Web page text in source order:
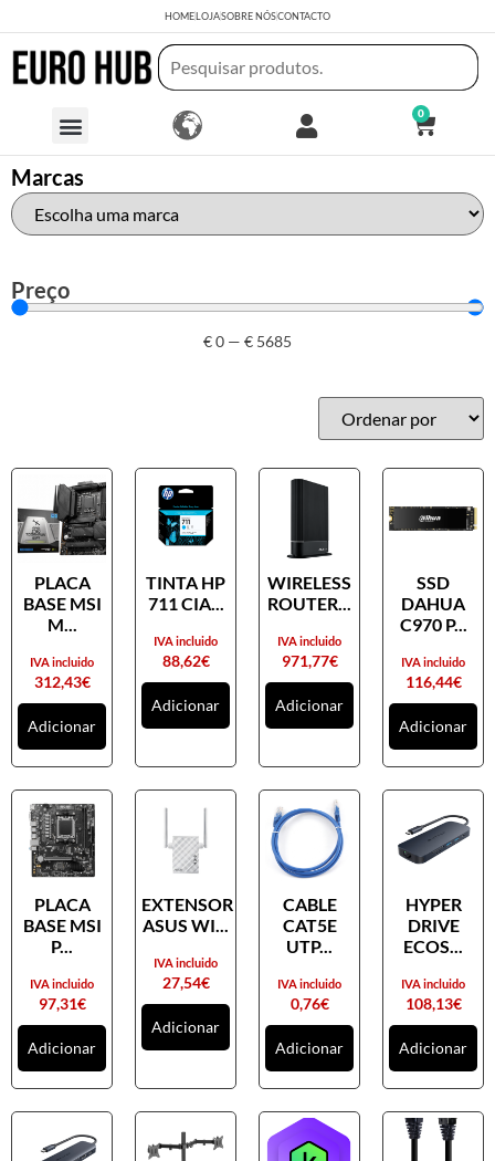
HOMELOJASOBRE NÓSCONTACTO
0
Marcas
Preço
€0 — € 5685
PLACA
BASE MSI
M...
312,43€
IVA incluido
Adicionar
TINTA HP
711 CIA...
88,62€
IVA incluido
Adicionar
WIRELESS
ROUTER...
971,77€
IVA incluido
Adicionar
SSD
DAHUA
C970 P...
116,44€
IVA incluido
Adicionar
PLACA
BASE MSI
P...
97,31€
IVA incluido
Adicionar
EXTENSOR
ASUS WI...
27,54€
IVA incluido
Adicionar
CABLE
CAT5E
UTP...
0,76€
IVA incluido
Adicionar
HYPER
DRIVE
ECOS...
108,13€
IVA incluido
Adicionar